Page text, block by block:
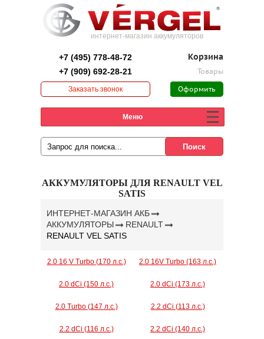
интернет-магазин аккумуляторов
+7 (495) 778-48-72
+7 (909) 692-28-21
Заказать звонок
Корзина
Товары
Оформить
Меню
АККУМУЛЯТОРЫ ДЛЯ RENAULT VEL
SATIS
ИНТЕРНЕТ-МАГАЗИН АКБ
АККУМУЛЯТОРЫ
RENAULT
RENAULT VEL SATIS
2.0 16 V Turbo (170 л.с.) 2.0 16V Turbo (163 л.с.)
2.0 dCi (150 л.с.) 2.0 dCi (173 л.с.)
2.0 Turbo (147 л.с.) 2.2 dCi (113 л.с.)
2.2 dCi (116 л.с.) 2.2 dCi (140 л.с.)